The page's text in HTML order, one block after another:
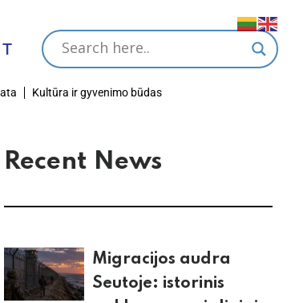
Kultūra ir gyvenimo būdas
Recent News
Migracijos audra
Seutoje: istorinis